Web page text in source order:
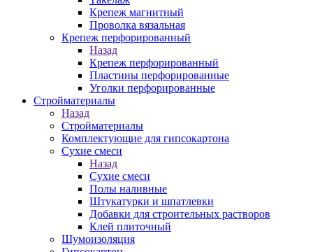
Крепеж магнитный
Проволка вязальная
Крепеж перфорированный
Назад
Крепеж перфорированный
Пластины перфорированные
Уголки перфорированные
Стройматериалы
Назад
Стройматериалы
Комплектующие для гипсокартона
Сухие смеси
Назад
Сухие смеси
Полы наливные
Штукатурки и шпатлевки
Добавки для строительных растворов
Клей плиточный
Шумоизоляция